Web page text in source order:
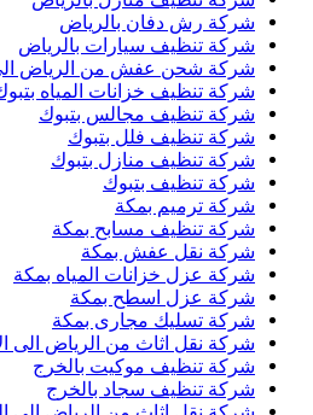
شركة رش دفان بالرياض
شركة تنظيف سيارات بالرياض
شركة شحن عفش من الرياض الى
شركة تنظيف خزانات المياه
شركة تنظيف مجالس بتبوك
شركة تنظيف فلل بتبوك
شركة تنظيف منازل بتبوك
شركة تنظيف بتبوك
شركة ترميم بمكة
شركة تنظيف مسابح بمكة
شركة نقل عفش بمكة
شركة عزل خزانات المياه بمكة
شركة عزل اسطح بمكة
شركة تسليك مجارى بمكة
شركة نقل اثاث من الرياض الى
شركة تنظيف موكيت بالخرج
شركة تنظيف سجاد بالخرج